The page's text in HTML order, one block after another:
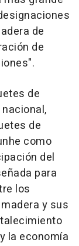
de
de
de
de
como
del
para
los
y sus
la economía